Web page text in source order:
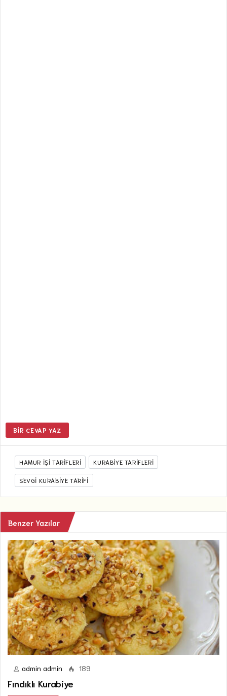
BIR CEVAP YAZ
HAMUR IŞI TARIFLERI KURABIYE TARIFLERI
SEVGI KURABIYE TARIFI
Benzer Yazılar
admin admin 189
Fındıklı Kurabiye